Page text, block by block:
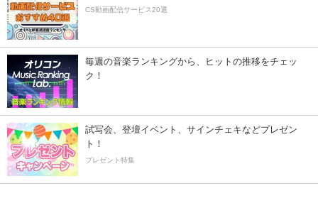
CS動画配信サービス20選
毎週の音楽ランキングから、ヒットの推移をチェッ
ク！
試写会、登壇イベント、サインチェキなどプレゼン
ト！
プレゼント特集